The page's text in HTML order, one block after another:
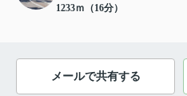
1233ｍ（16分）
メールで共有する